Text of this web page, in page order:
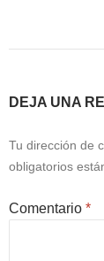
DEJA UNA
Tu dirección de
obligatorios
Comentario *